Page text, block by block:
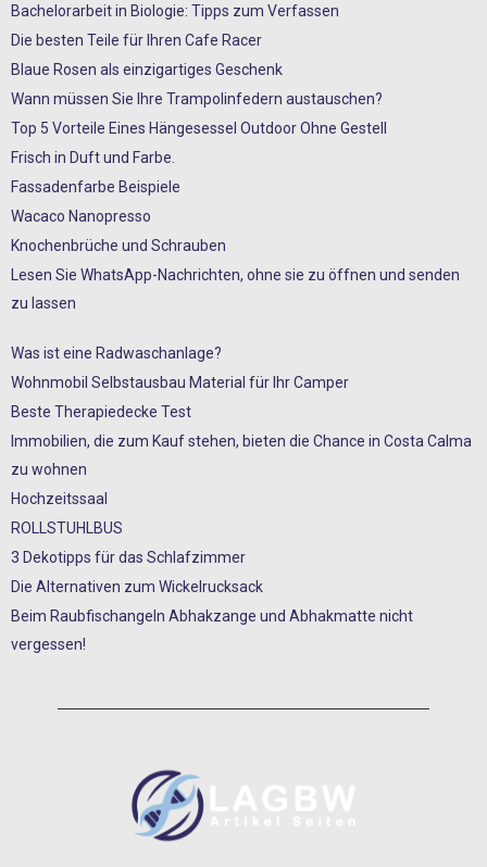
Bachelorarbeit in Biologie: Tipps zum Verfassen
Die besten Teile für Ihren Cafe Racer
Blaue Rosen als einzigartiges Geschenk
Wann müssen Sie Ihre Trampolinfedern austauschen?
Top 5 Vorteile Eines Hängesessel Outdoor Ohne Gestell
Frisch in Duft und Farbe.
Fassadenfarbe Beispiele
Wacaco Nanopresso
Knochenbrüche und Schrauben
Lesen Sie WhatsApp-Nachrichten, ohne sie zu öffnen und senden
zu lassen
Was ist eine Radwaschanlage?
Wohnmobil Selbstausbau Material für Ihr Camper
Beste Therapiedecke Test
Immobilien, die zum Kauf stehen, bieten die Chance in Costa Calma
zu wohnen
Hochzeitssaal
ROLLSTUHLBUS
3 Dekotipps für das Schlafzimmer
Die Alternativen zum Wickelrucksack
Beim Raubfischangeln Abhakzange und Abhakmatte nicht
vergessen!